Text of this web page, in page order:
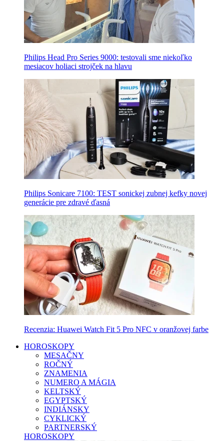
Philips Head Pro Series 9000: testovali sme niekoľko
mesiacov holiaci strojček na hlavu
Philips Sonicare 7100: TEST sonickej zubnej kefky novej
generácie pre zdravé ďasná
Recenzia: Huawei Watch Fit 5 Pro NFC v oranžovej farbe
HOROSKOPY
MESAČNY
ROČNÝ
ZNAMENIA
NUMERO A MÁGIA
KELTSKÝ
EGYPTSKÝ
INDIÁNSKY
CYKLICKÝ
PARTNERSKÝ
HOROSKOPY